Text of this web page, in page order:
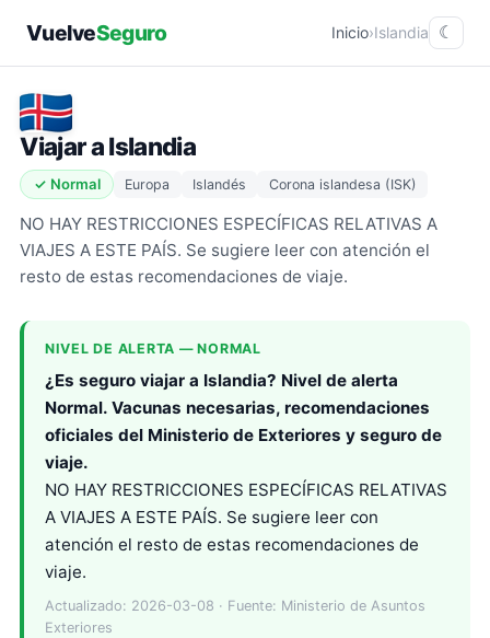
VuelveSeguro Inicio›Islandia ☾
Viajar a Islandia
✓ Normal Europa Islandés Corona islandesa (ISK)
​NO HAY RESTRICCIONES ESPECÍFICAS RELATIVAS A
VIAJES A ESTE PAÍS. Se sugiere leer con atención el
resto de estas recomendaciones de viaje.​
NIVEL DE ALERTA — NORMAL
¿Es seguro viajar a Islandia? Nivel de alerta
Normal. Vacunas necesarias, recomendaciones
oficiales del Ministerio de Exteriores y seguro de
viaje.
NO HAY RESTRICCIONES ESPECÍFICAS RELATIVAS
A VIAJES A ESTE PAÍS. Se sugiere leer con
atención el resto de estas recomendaciones de
viaje.
Actualizado: 2026-03-08 · Fuente: Ministerio de Asuntos
Exteriores